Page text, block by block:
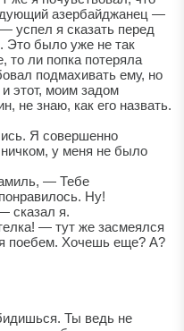
азербайджанец —
успел я сказать перед
Это было уже не так
то ли попка потеряла
подмахивать ему, но
этот, моим задом
не знаю, как его назвать.
Я совершенно
у меня не было
— Тебе
Ну!
сказал я.
— тут же засмеялся
поебем. Хочешь еще? А?
Ты ведь не